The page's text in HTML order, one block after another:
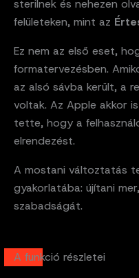
sterilnek és nehezen
felületeken, mint az
Ez nem az első eset,
formatervezésben.
az alsó sávba került, a
voltak. Az Apple akkor
tette, hogy a
elrendezést.
A mostani változtatás
gyakorlatába: újítani
szabadságát.
A funkció részletei